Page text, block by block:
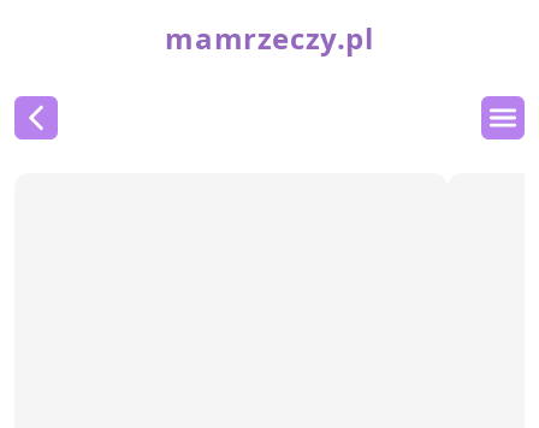
mamrzeczy.pl